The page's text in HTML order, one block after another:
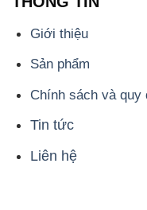
028.3756.1842
- 0932.660.696 -
0902.765.866
📧 Email: